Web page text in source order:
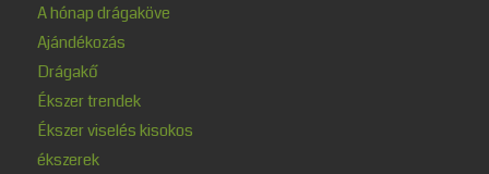
A hónap drágaköve
Ajándékozás
Drágakő
Ékszer trendek
Ékszer viselés kisokos
ékszerek